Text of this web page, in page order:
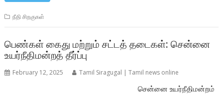
நீதி சிறகுகள்
பெண்கள் கைது மற்றும் சட்டத் தடைகள்: சென்னை
உயர்நீதிமன்றத் தீர்ப்பு
February 12, 2025 Tamil Siragugal | Tamil news online
சென்னை உயர்நீதிமன்றம்